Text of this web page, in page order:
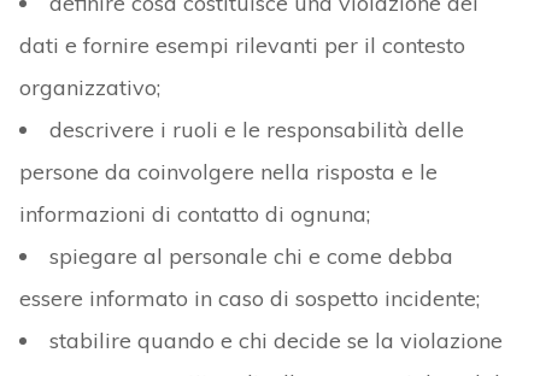
dati e fornire esempi rilevanti per il contesto
organizzativo;
descrivere i ruoli e le responsabilità delle
persone da coinvolgere nella risposta e le
informazioni di contatto di ognuna;
spiegare al personale chi e come debba
essere informato in caso di sospetto incidente;
stabilire quando e chi decide se la violazione